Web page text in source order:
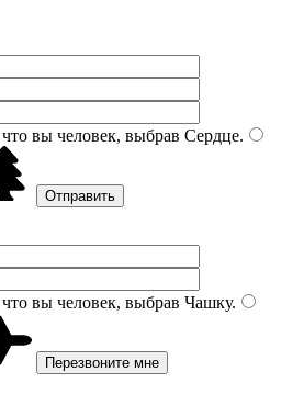
вы человек, выбрав Сердце.
вы человек, выбрав Чашку.